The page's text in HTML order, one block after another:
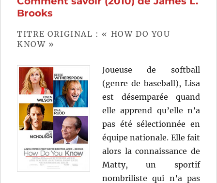
Brooks
TITRE ORIGINAL : « HOW DO YOU
KNOW »
Joueuse de softball
(genre de baseball), Lisa
est désemparée quand
elle apprend qu’elle n’a
pas été sélectionnée en
équipe nationale. Elle fait
alors la connaissance de
Matty, un sportif
nombriliste qui n’a pas